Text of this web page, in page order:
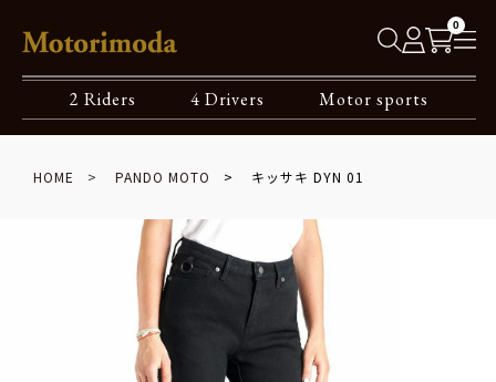
0
2 Riders 4 Drivers Motor sports
HOME PANDO MOTO キッサキ DYN 01